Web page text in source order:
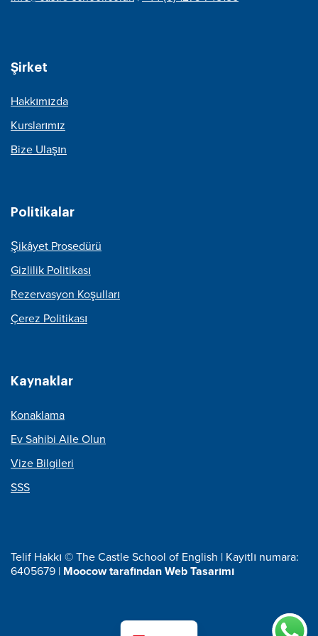
Şirket
Hakkımızda
Kurslarımız
Bize Ulaşın
Politikalar
Şikâyet Prosedürü
Gizlilik Politikası
Rezervasyon Koşulları
Çerez Politikası
Kaynaklar
Konaklama
Ev Sahibi Aile Olun
Vize Bilgileri
SSS
Telif Hakkı © The Castle School of English | Kayıtlı numara:
6405679 | Moocow tarafından Web Tasarımı